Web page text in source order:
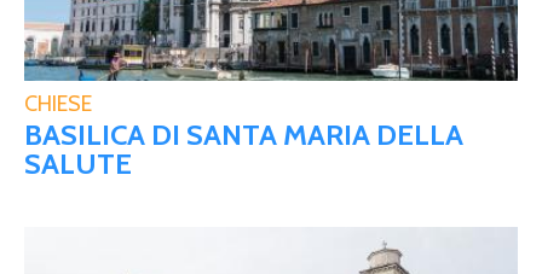
CHIESE
BASILICA DI SANTA MARIA DELLA
SALUTE